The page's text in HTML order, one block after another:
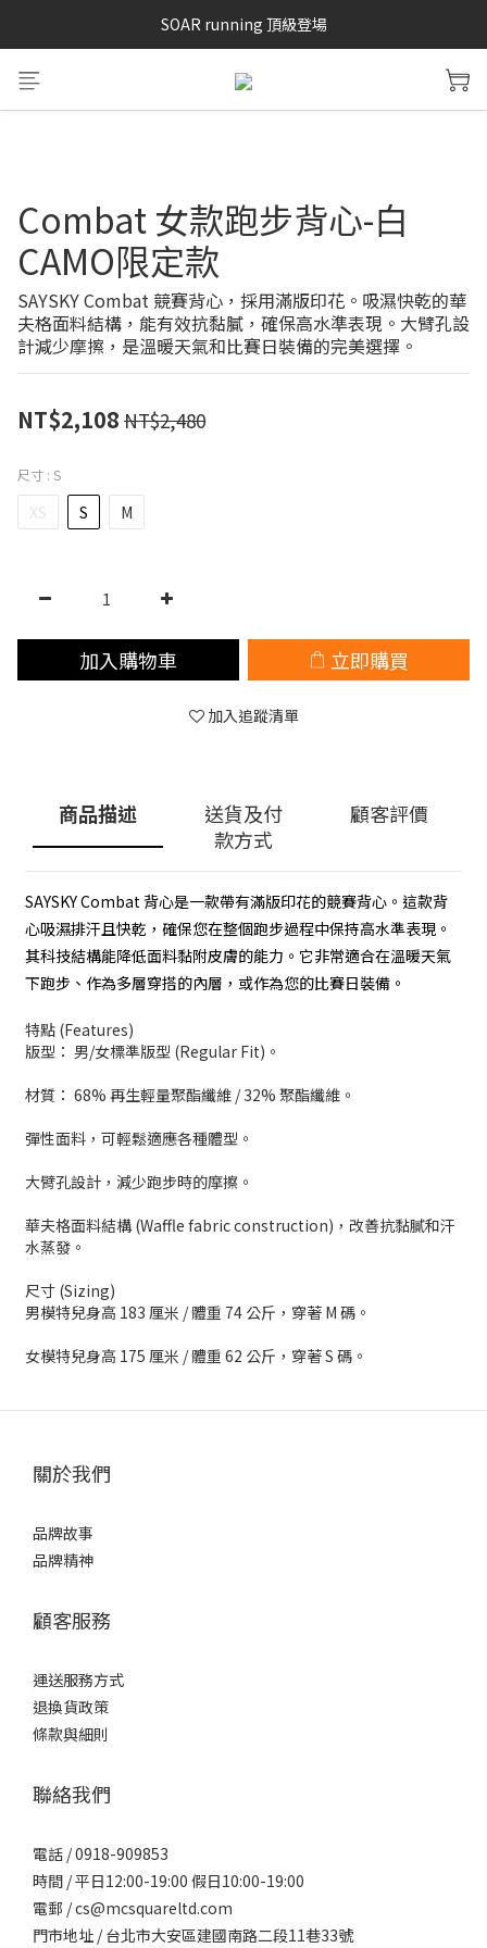
SAYSKY 26'春夏兩件85折
SOAR running 頂級登場
加入LINE好友 再領100購物金 點我加入
Combat 女款跑步背心-白
CAMO限定款
SAYSKY Combat 競賽背心，採用滿版印花。吸濕快乾的華
夫格面料結構，能有效抗黏膩，確保高水準表現。大臂孔設
計減少摩擦，是溫暖天氣和比賽日裝備的完美選擇。
NT$2,108 NT$2,480
尺寸 : S
XS S M
加入購物車 立即購買
加入追蹤清單
商品描述
送貨及付
款方式
顧客評價
SAYSKY Combat 背心是一款帶有滿版印花的競賽背心。這款背
心吸濕排汗且快乾，確保您在整個跑步過程中保持高水準表現。
其科技結構能降低面料黏附皮膚的能力。它非常適合在溫暖天氣
下跑步、作為多層穿搭的內層，或作為您的比賽日裝備。
特點 (Features)
版型： 男/女標準版型 (Regular Fit)。
材質： 68% 再生輕量聚酯纖維 / 32% 聚酯纖維。
彈性面料，可輕鬆適應各種體型。
大臂孔設計，減少跑步時的摩擦。
華夫格面料結構 (Waffle fabric construction)，改善抗黏膩和汗
水蒸發。
尺寸 (Sizing)
男模特兒身高 183 厘米 / 體重 74 公斤，穿著 M 碼。
女模特兒身高 175 厘米 / 體重 62 公斤，穿著 S 碼。
關於我們
品牌故事
品牌精神
顧客服務
運送服務方式
退換貨政策
條款與細則
聯絡我們
電話 / 0918-909853
時間 / 平日12:00-19:00 假日10:00-19:00
電郵 / cs@mcsquareltd.com
門市地址 / 台北市大安區建國南路二段11巷33號